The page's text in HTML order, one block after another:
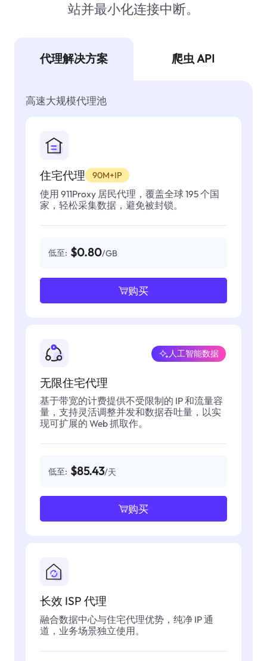
站并最小化连接中断。
代理解决方案 爬虫 API
高速大规模代理池
住宅代理 90M+IP
使用 911Proxy 居民代理，覆盖全球 195 个国
家，轻松采集数据，避免被封锁。
低至: $0.80/GB
购买
无限住宅代理
人工智能数据
基于带宽的计费提供不受限制的 IP 和流量容
量，支持灵活调整并发和数据吞吐量，以实
现可扩展的 Web 抓取作。
低至: $85.43/天
购买
长效 ISP 代理
融合数据中心与住宅代理优势，纯净 IP 通
道，业务场景独立使用。